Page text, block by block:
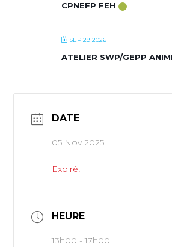
CPNEFP FEH
SEP 29 2026
ATELIER SWP/GEPP
DATE
05 Nov 2025
Expiré!
HEURE
13h00 - 17h00